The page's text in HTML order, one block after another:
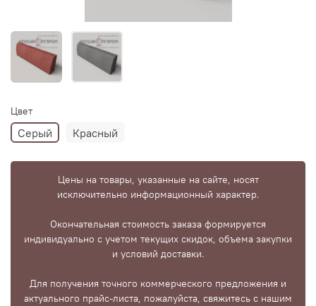
Цвет
Серый Красный
Цены на товары, указанные на сайте, носят
исключительно информационный характер.
Окончательная стоимость заказа формируется
индивидуально с учетом текущих скидок, объема закупки
и условий доставки.
Для получения точного коммерческого предложения и
актуального прайс-листа, пожалуйста, свяжитесь с нашим